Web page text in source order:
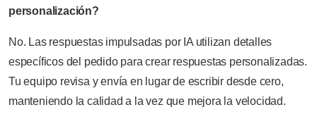
personalización?
No. Las respuestas impulsadas por IA utilizan detalles
específicos del pedido para crear respuestas personalizadas.
Tu equipo revisa y envía en lugar de escribir desde cero,
manteniendo la calidad a la vez que mejora la velocidad.